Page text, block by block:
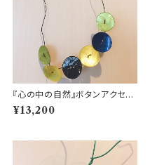
『心の中の自然』ボタンアクセサ
リー
¥13,200